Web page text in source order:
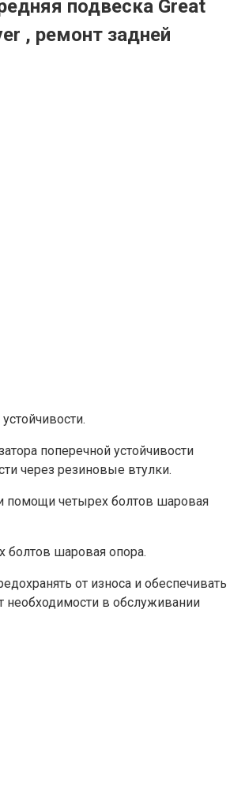
подвеска Great
, ремонт задней
поперечной устойчивости
через резиновые втулки.
помощи четырех болтов шаровая
болтов шаровая опора.
от износа и обеспечивать
необходимости в обслуживании